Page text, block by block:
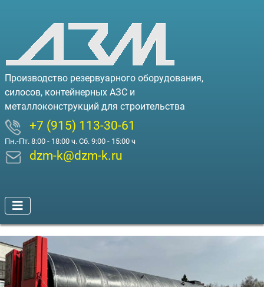
Производство резервуарного оборудования,
силосов, контейнерных АЗС и
металлоконструкций для строительства
+7 (915) 113-30-61
Пн.-Пт. 8:00 - 18:00 ч. Сб. 9:00 - 15:00 ч
dzm-k@dzm-k.ru